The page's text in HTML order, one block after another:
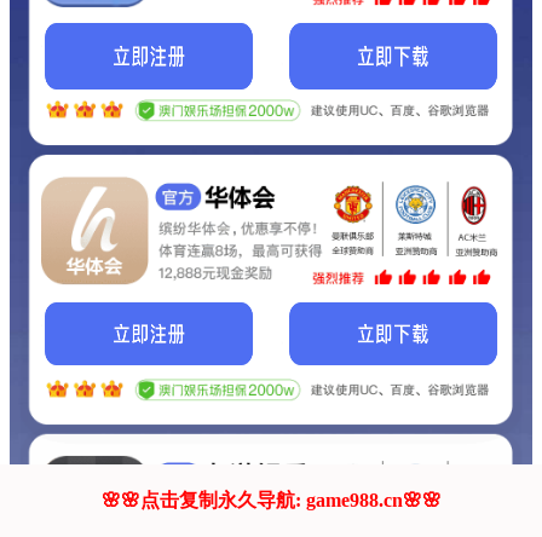
我们的网站正在建设.
它将是非常棒的网站.
联系我们!